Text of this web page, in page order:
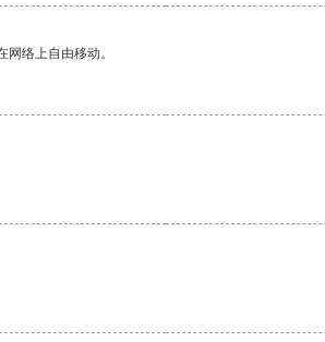
络上自由移动。